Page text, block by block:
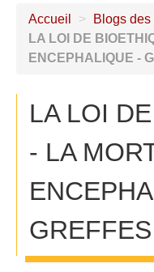
Accueil > Blogs des
LA LOI DE
ENCEPHALIQUE -
LA LOI
- LA
GREFFES